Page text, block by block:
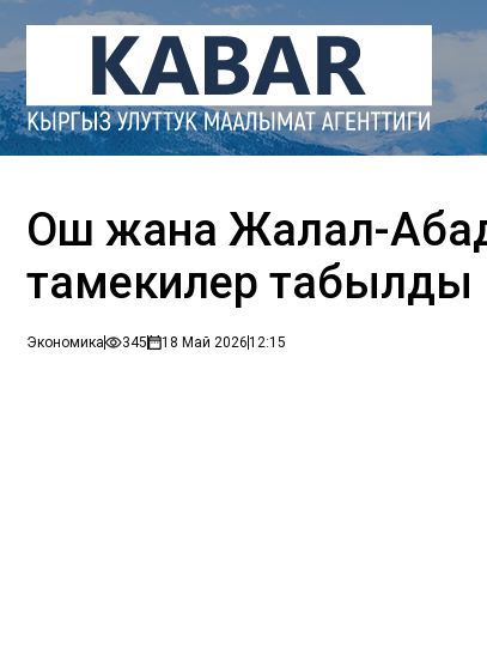
Ош жана Жалал-
тамекилер табылды
Экономика 345 18 Май 202612:15